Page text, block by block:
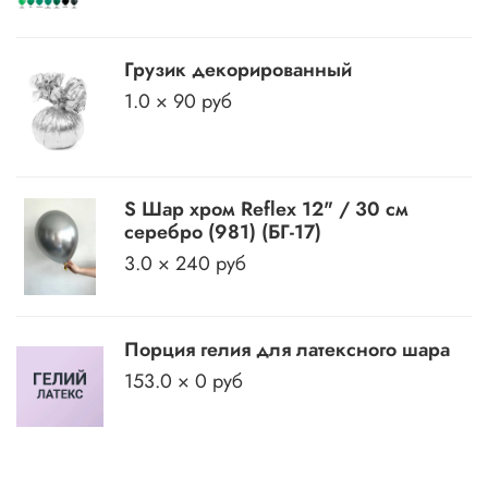
Грузик декорированный
1.0 × 90 руб
S Шар хром Reflex 12" / 30 см
серебро (981) (БГ-17)
3.0 × 240 руб
Порция гелия для латексного шара
153.0 × 0 руб